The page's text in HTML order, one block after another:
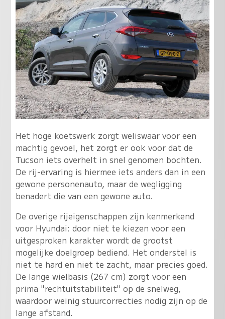
Het hoge koetswerk zorgt weliswaar voor een
machtig gevoel, het zorgt er ook voor dat de
Tucson iets overhelt in snel genomen bochten.
De rij-ervaring is hiermee iets anders dan in een
gewone personenauto, maar de wegligging
benadert die van een gewone auto.
De overige rijeigenschappen zijn kenmerkend
voor Hyundai: door niet te kiezen voor een
uitgesproken karakter wordt de grootst
mogelijke doelgroep bediend. Het onderstel is
niet te hard en niet te zacht, maar precies goed.
De lange wielbasis (267 cm) zorgt voor een
prima "rechtuitstabiliteit" op de snelweg,
waardoor weinig stuurcorrecties nodig zijn op de
lange afstand.